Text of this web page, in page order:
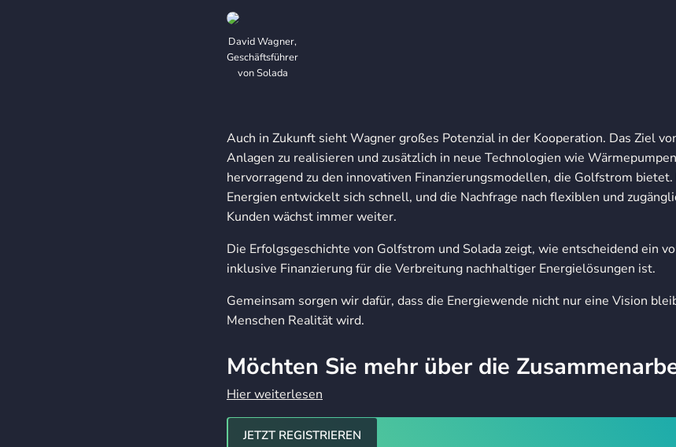
David Wagner,
Geschäftsführer
von Solada
Auch in Zukunft sieht Wagner großes Potenzial in der Kooperation. Das Ziel
Anlagen zu realisieren und zusätzlich in neue Technologien wie
hervorragend zu den innovativen Finanzierungsmodellen, die Golfstrom
Energien entwickelt sich schnell, und die Nachfrage nach flexiblen und
Kunden wächst immer weiter.
Die Erfolgsgeschichte von Golfstrom und Solada zeigt, wie entscheidend ein
inklusive Finanzierung für die Verbreitung nachhaltiger Energielösungen ist.
Gemeinsam sorgen wir dafür, dass die Energiewende nicht nur eine Vision
Menschen Realität wird.
Möchten Sie mehr über die
Hier weiterlesen
JETZT REGISTRIEREN
Jetzt registrieren